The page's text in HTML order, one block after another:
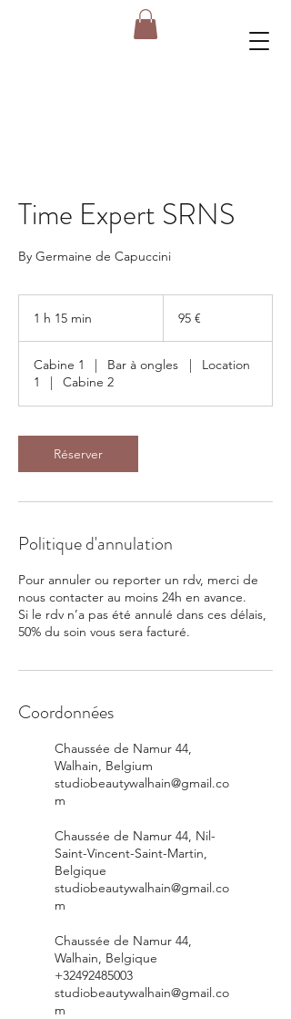
Time Expert SRNS
By Germaine de Capuccini
1 h 15 min
m
i
n
95 €
Cabine 1 | Bar à ongles |
Location
1
| Cabine 2
Réserver
Politique d'annulation
Pour annuler ou reporter un rdv, merci de
nous contacter au moins 24h en avance.
Si le rdv n’a pas été annulé dans ces délais,
50% du soin vous sera facturé.
Coordonnées
Chaussée de Namur 44,
Walhain, Belgium
studiobeautywalhain@gmail.co
m
Chaussée de Namur 44, Nil-
Saint-Vincent-Saint-Martin,
Belgique
studiobeautywalhain@gmail.co
m
Chaussée de Namur 44,
Walhain, Belgique
+32492485003
studiobeautywalhain@gmail.co
m